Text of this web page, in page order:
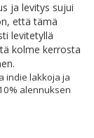
ja levitys sujui
että tämä
levitetyllä
kolme kerrosta
indie lakkoja ja
alennuksen